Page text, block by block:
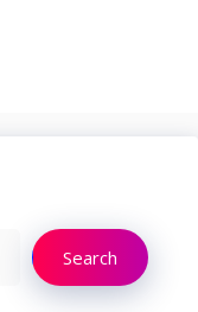
Search